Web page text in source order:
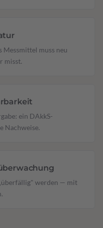
Messmittel muss neu
misst.
ein DAkkS-
Nachweise.
werden — mit